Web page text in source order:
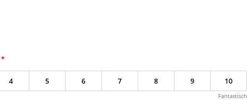
*
4 5 6 7 8 9 10
Fantastisch